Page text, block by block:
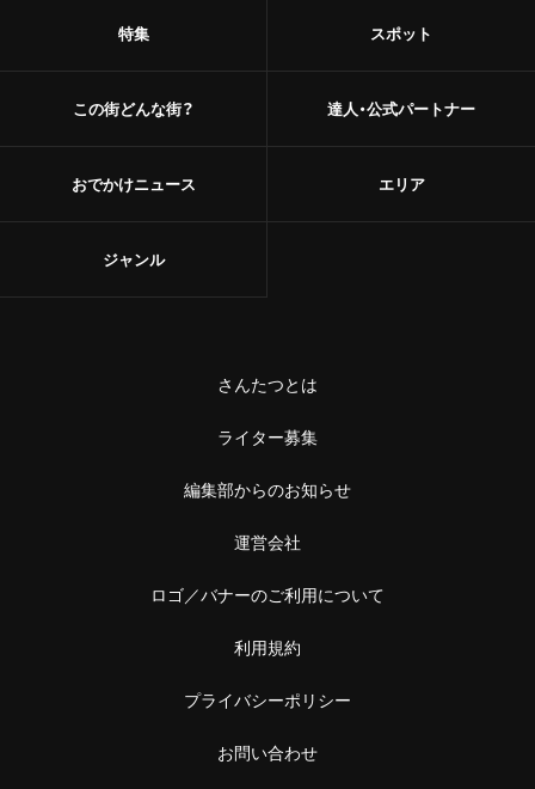
特集
この街どんな街？
おでかけニュース
スポット
達人・公式パートナー
エリア
ジャンル
さんたつとは
ライター募集
編集部からのお知らせ
運営会社
ロゴ／バナーのご利用について
利用規約
プライバシーポリシー
お問い合わせ